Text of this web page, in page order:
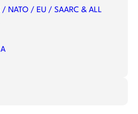
/ NATO / EU / SAARC & ALL